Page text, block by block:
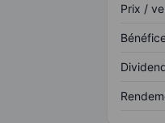
Prix /